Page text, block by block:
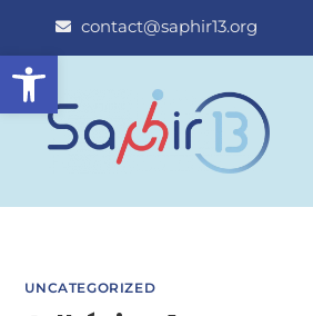
Ouvrir la barre
contact@saphir13.org
UNCATEGORIZED